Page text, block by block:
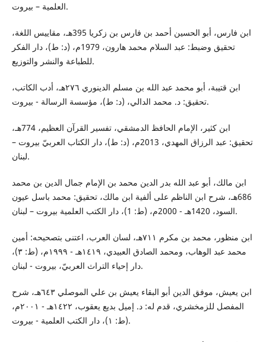
العلمية – بيروت.
ابن فارس، أبو الحسين أحمد بن فارس بن زكريا 395هـ، مقاييس اللغة،
تحقيق وضبط: عبد السلام محمد هارون، 1979م، (د: ط)، دار الفكر
للطباعة والنشر والتوزيع.
ابن قتيبة، أبو محمد عبد الله بن مسلم الدينوري ٢٧٦هـ، أدب الكاتب،
تحقيق: د. محمد الدالي، (د: ط)، مؤسسة الرسالة - بيروت.
ابن كثير، الإمام الحافظ الدمشقي، تفسير القرآن العظيم، 774هـ،
تحقيق: عبد الرزاق المهدي، 2013م، (د: ط)، دار الكتاب العربيّ بيروت –
لبنان.
ابن مالك، أبو عبد الله بدر الدين محمد بن الإمام جمال الدين بن محمد
686هـ، شرح ابن الناظم على ألفية ابن مالك، تحقيق: محمد باسل عيون
السود، 1420هـ - 2000م، (ط: 1)، دار الكتب العلمية بيروت – لبنان.
ابن منظور، محمد بن مكرم ٧١١هـ، لسان العرب، اعتنى بتصحيحه: أمين
محمد عبد الوهاب، ومحمد الصادق العبيدي، ١٤١٩هـ - ١٩٩٩م، (ط: ٣)،
دار إحياء التراث العربيّ، بيروت - لبنان.
ابن يعيش، موفق الدين أبو البقاء يعيش بن علي الموصلي ٦٤٣هـ، شرح
المفصل للزمخشري، قدم له: د. إميل بديع يعقوب، ١٤٢٢هـ - ٢٠٠١م،
(ط: ١)، دار الكتب العلمية - بيروت.